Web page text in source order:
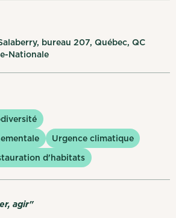
English
Se déconnecterbureau 207, Québec, QC
Nationale
Urgence climatique
d'habitats
agir"